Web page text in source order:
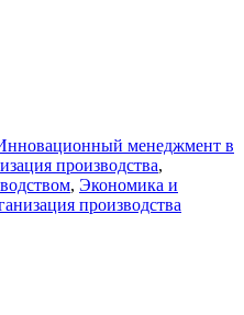
менеджмент в
производства,
, Экономика и
производства